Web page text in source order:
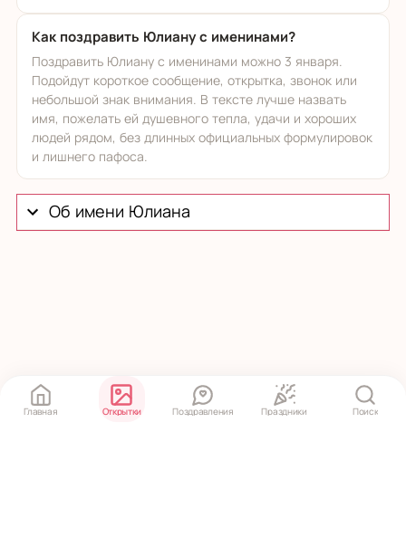
Как поздравить Юлиану с именинами?
Поздравить Юлиану с именинами можно 3 января.
Подойдут короткое сообщение, открытка, звонок или
небольшой знак внимания. В тексте лучше назвать
имя, пожелать ей душевного тепла, удачи и хороших
людей рядом, без длинных официальных формулировок
и лишнего пафоса.
Об имени Юлиана
Главная Открытки Поздравления Праздники Поиск